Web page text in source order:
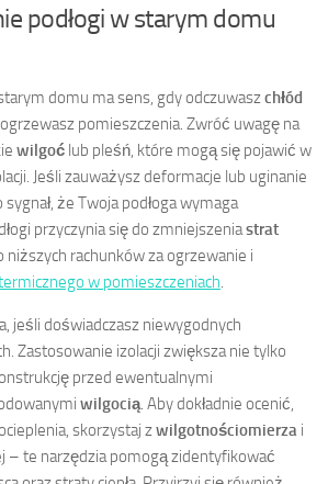
podłogi w starym domu
domu ma sens, gdy odczuwaszchłód
pomieszczenia. Zwróć uwagę na
wilgoć lub pleśń, które mogą się pojawić w
Jeśli zauważysz deformacje lub uginanie
że Twoja podłoga wymaga
przyczynia się do zmniejszeniastrat
niższych rachunków za ogrzewanie i
w pomieszczeniach
jeśli doświadczasz niewygodnych
Zastosowanie izolacji zwiększa nie tylko
przed ewentualnymi
wilgocią . Aby dokładnie ocenić,
skorzystaj zwilgotnościomierza i
– te narzędzia pomogą zidentyfikować